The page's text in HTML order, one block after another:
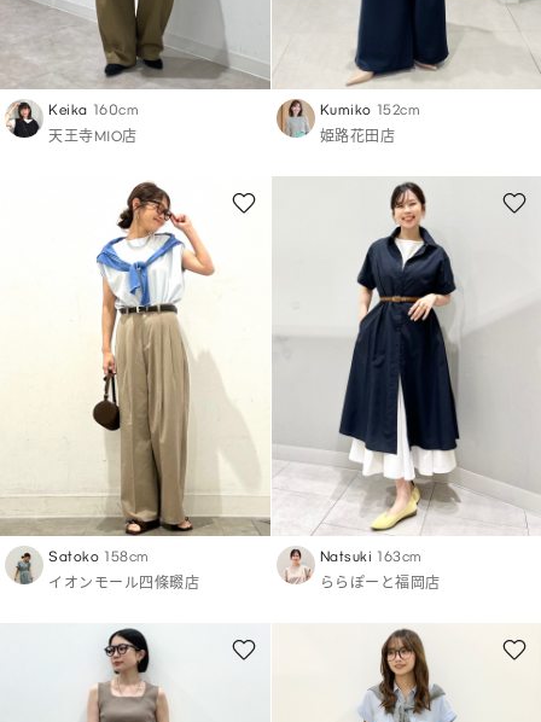
Keika 160cm
天王寺MIO店
Kumiko 152cm
姫路花田店
Satoko 158cm
イオンモール四條畷店
Natsuki 163cm
ららぽーと福岡店